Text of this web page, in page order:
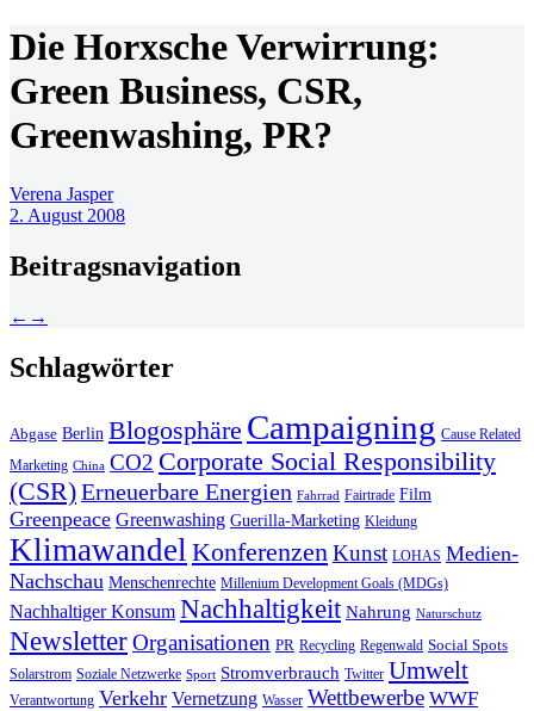
Die Horxsche Verwirrung:
Green Business, CSR,
Greenwashing, PR?
Verena Jasper
2. August 2008
Beitragsnavigation
← →
Schlagwörter
Abgase Berlin Blogosphäre Campaigning Cause Related
Marketing China CO2 Corporate Social Responsibility
(CSR)Erneuerbare Energien Fahrrad Fairtrade Film
Greenpeace Greenwashing Guerilla-Marketing Kleidung
Klimawandel Konferenzen Kunst LOHAS Medien-
Nachschau Menschenrechte Millenium Development Goals (MDGs)
Nachhaltiger Konsum Nachhaltigkeit Nahrung Naturschutz
NewsletterOrganisationen PR Recycling Regenwald Social Spots
Solarstrom Soziale Netzwerke Sport Stromverbrauch Twitter Umwelt
Verantwortung Verkehr Vernetzung Wasser Wettbewerbe WWF